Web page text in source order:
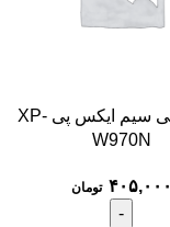
ماوس بی سیم ایکس پی XP-
W970N
۴۰۵,۰۰۰ تومان